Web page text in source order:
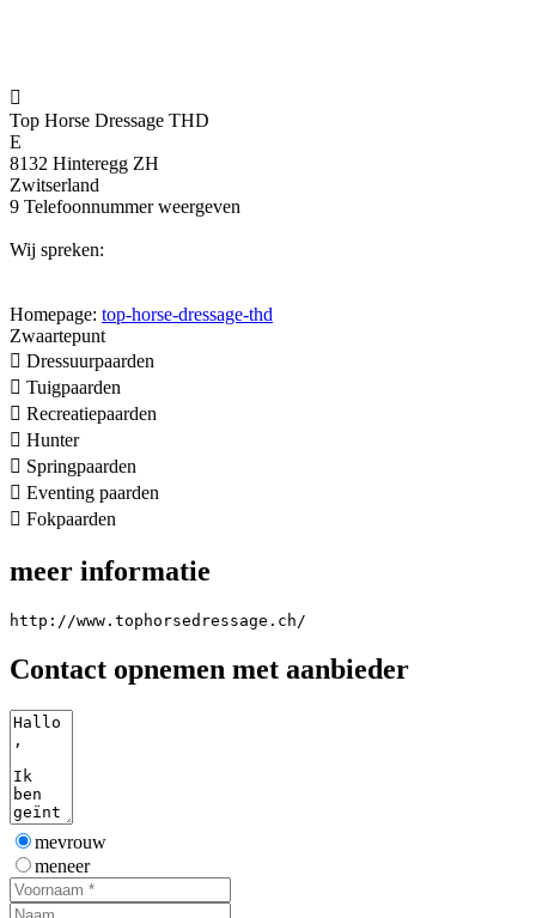

Top Horse Dressage THD
E
8132 Hinteregg ZH
Zwitserland
9 Telefoonnummer weergeven
Wij spreken:
Homepage: top-horse-dressage-thd
Zwaartepunt
 Dressuurpaarden
 Tuigpaarden
 Recreatiepaarden
 Hunter
 Springpaarden
 Eventing paarden
 Fokpaarden
meer informatie
http://www.tophorsedressage.ch/
Contact opnemen met aanbieder
mevrouw
meneer